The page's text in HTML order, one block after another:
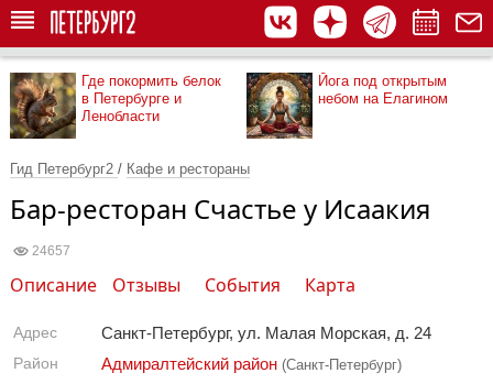
Где покормить белок
в Петербурге и
Ленобласти
Йога под открытым
небом на Елагином
Гид Петербург2 / Кафе и рестораны
Бар-ресторан Счастье у Исаакия
24657
Описание Отзывы События Карта
Адрес Санкт-Петербург, ул. Малая Морская, д. 24
Район Адмиралтейский район (Санкт-Петербург)